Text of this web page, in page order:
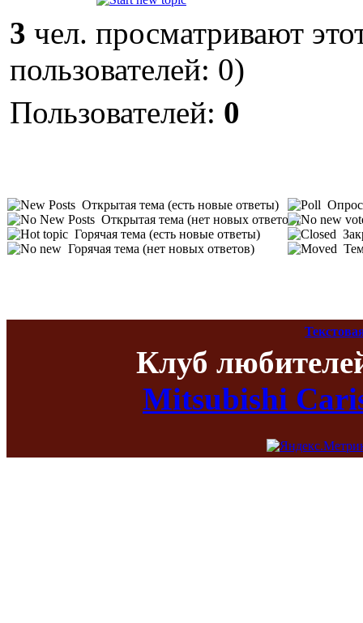
3 чел. просматривают
пользователей: 0)
Пользователей: 0
Открытая тема (есть новые ответы)
Открытая тема (нет новых ответов)
Горячая тема (есть новые ответы)
Горячая тема (нет новых ответов)
Опрос
Клуб
Mitsubishi